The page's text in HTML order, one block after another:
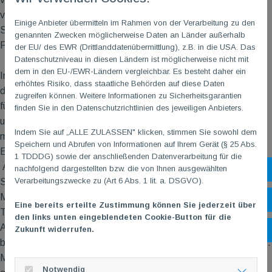
verteidigen; dies gelang ihnen mit einem eindrucksvollen 3:0-
Satzerfolg. Am Ende ging die TG
Mmit einem 1:2-
Punkterückstand in die Einzelduelle.
In der ersten Einzelrunde wurde es an Tisch 1 gleich richtig
dramatisch. Sowohl Barbara als auch Sarah mussten in den
fünften Satz. Während Barbara gegen Leon die Nerven behielt
und sich im entscheidenden Durchlauf mit 11:9 durchsetzte,
musste sich Sarah mit 7:11 gegen Thomas geschlagen geben.
Ein gemischtes Ergebnisbild gab es auch am zweiten Tisch:
Alldieweil Theo – nun wieder für die TGM antretend – gegen
Stephanie zu einem ungefährdeten 3:0-Sieg kam, traf Eva mit
Markus auf einen Gegner, der die Klaviatur der psychologischen
Tricks meisterhaft beherrscht. In Darbietung charmanter
Anekdoten gelang es ihm, Eva soweit aus dem Konzept zu
bringen, dass er am Ende einen 3:1-Satzerfolg bejubeln konnte.
Mit frischem Selbstbewusstsein gestärkt durfte Markus dann
Einige Anbieter übermitteln im Rahmen von der Verarbeitung zu den
genannten Zwecken möglicherweise Daten an Länder außerhalb
der EU/ des EWR (Drittlanddatenübermittlung), z.B. in die USA. Das
Datenschutzniveau in diesen Ländern ist möglicherweise nicht mit
dem in den EU-/EWR-Ländern vergleichbar. Es besteht daher ein
erhöhtes Risiko, dass staatliche Behörden auf diese Daten
zugreifen können. Weitere Informationen zu Sicherheitsgarantien
finden Sie in den Datenschutzrichtlinien des jeweiligen Anbieters.
Indem Sie auf „ALLE ZULASSEN" klicken, stimmen Sie sowohl dem
Speichern und Abrufen von Informationen auf Ihrem Gerät (§ 25 Abs.
1 TDDDG) sowie der anschließenden Datenverarbeitung für die
nachfolgend dargestellten bzw. die von Ihnen ausgewählten
Verarbeitungszwecke zu (Art 6 Abs. 1 lit. a. DSGVO).
Eine bereits erteilte Zustimmung können Sie jederzeit über
den links unten eingeblendeten Cookie-Button für die
Zukunft widerrufen.
Notwendig